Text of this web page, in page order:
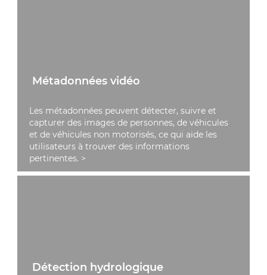
Métadonnées vidéo
Les métadonnées peuvent détecter, suivre et
capturer des images de personnes, de véhicules
et de véhicules non motorisés, ce qui aide les
utilisateurs à trouver des informations
pertinentes. >
Détection hydrologique